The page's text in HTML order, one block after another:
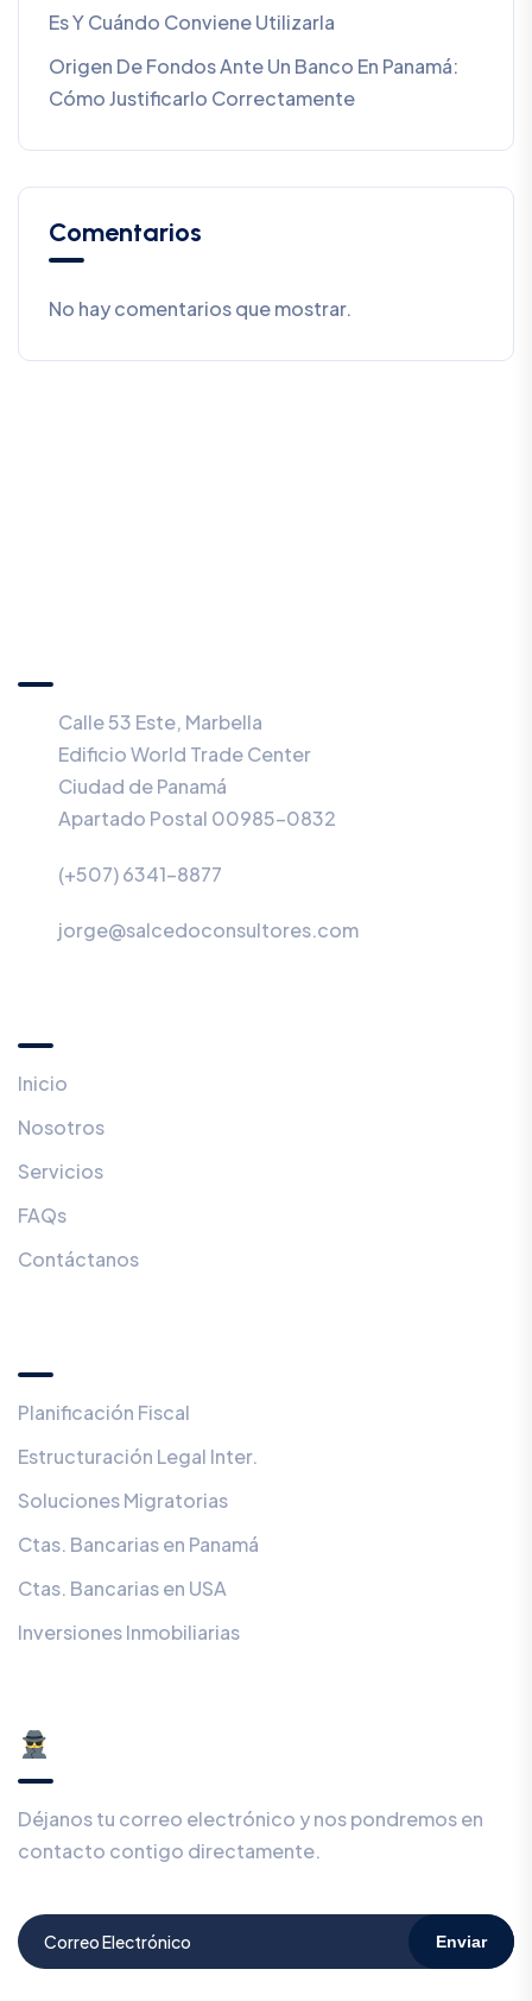
Es Y Cuándo Conviene Utilizarla
Origen De Fondos Ante Un Banco En Panamá:
Cómo Justificarlo Correctamente
Comentarios
No hay comentarios que mostrar.
Calle 53 Este, Marbella
Edificio World Trade Center
Ciudad de Panamá
Apartado Postal 00985-0832
(+507) 6341-8877
jorge@salcedoconsultores.com
Inicio
Nosotros
Servicios
FAQs
Contáctanos
Planificación Fiscal
Estructuración Legal Inter.
Soluciones Migratorias
Ctas. Bancarias en Panamá
Ctas. Bancarias en USA
Inversiones Inmobiliarias
Déjanos tu correo electrónico y nos pondremos en
contacto contigo directamente.
Enviar